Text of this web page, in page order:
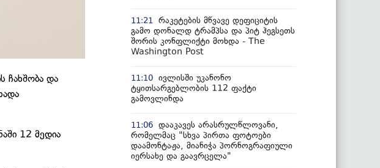
ჩახშობა და
12 მედია
11:21
რაკეტების მწვავე დეფიციტის
გამო დონალდ ტრამპსა და პიტ ჰეგსეთს
შორის კონფლიქტი მოხდა - The
Washington Post
11:10 ივლისში უკანონო
ტყითსარგებლობის 112 ფაქტი
გამოვლინდა
11:06 დააკავეს არასრულწლოვანი,
რომელმაც "სხვა პირთა ფოტოები
დაამონტაჟა, მიანიჭა პორნოგრაფიული
იერსახე და გაავრცელა"